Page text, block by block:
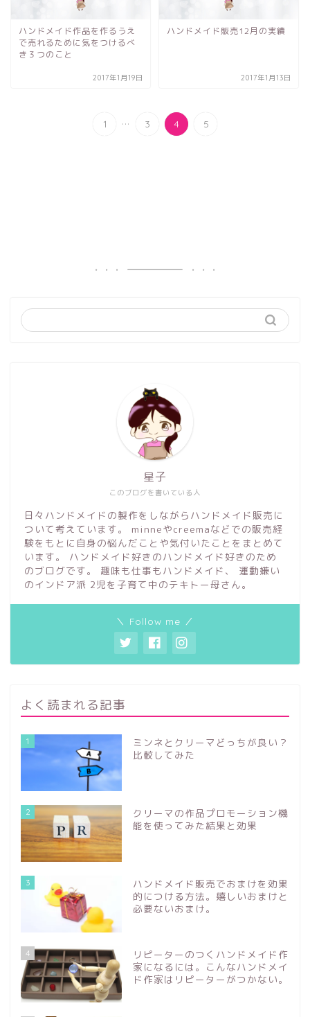
ハンドメイド作品を作るうえ
で売れるために気をつけるべ
き３つのこと
2017年1月19日
ハンドメイド販売12月の実績
2017年1月13日
1 ... 3 4 5
このブログを書いている人
星子
日々ハンドメイドの製作をしながらハンドメイド販売に
ついて考えています。 minneやcreemaなどでの販売経
験をもとに自身の悩んだことや気付いたことをまとめて
います。 ハンドメイド好きのハンドメイド好きのため
のブログです。 趣味も仕事もハンドメイド、 運動嫌い
のインドア派 2児を子育て中のテキトー母さん。
＼ Follow me ／
よく読まれる記事
1
ミンネとクリーマどっちが良い？
比較してみた
2
クリーマの作品プロモーション機
能を使ってみた結果と効果
3
ハンドメイド販売でおまけを効果
的につける方法。嬉しいおまけと
必要ないおまけ。
4
リピーターのつくハンドメイド作
家になるには。こんなハンドメイ
ド作家はリピーターがつかない。